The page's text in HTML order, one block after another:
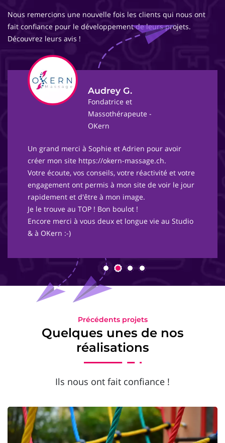
Nous remercions une nouvelle fois les clients qui nous ont
fait confiance pour le développement de leurs projets.
Découvrez leurs avis !
Audrey G.
Fondatrice et
Massothérapeute -
OKern
Un grand merci à Sophie et Adrien pour avoir
créer mon site https://okern-massage.ch.
Votre écoute, vos conseils, votre réactivité et votre
engagement ont permis à mon site de voir le jour
rapidement et d'être à mon image.
Je le trouve au TOP ! Bon boulot !
Encore merci à vous deux et longue vie au Studio
& à OKern :-)
Précédents projets
Quelques unes de nos
réalisations
Ils nous ont fait confiance !